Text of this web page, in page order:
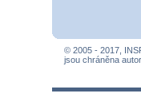
© 2005 - 2017,
jsou chráněna